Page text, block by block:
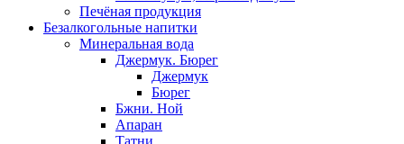
Печёная продукция
Безалкогольные напитки
Минеральная вода
Джермук. Бюрег
Джермук
Бюрег
Бжни. Ной
Апаран
Татни